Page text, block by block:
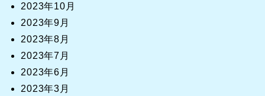
2023年10月
2023年9月
2023年8月
2023年7月
2023年6月
2023年3月